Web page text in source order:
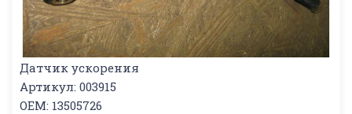
Датчик ускорения
Артикул: 003915
OEM: 13505726